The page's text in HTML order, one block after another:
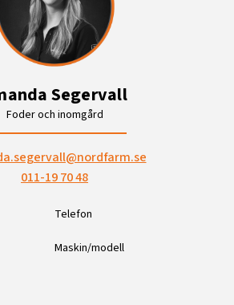
Segervall
Foder och inomgård
011-19 70 48